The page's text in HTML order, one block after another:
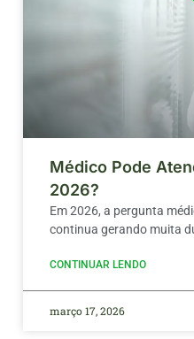
Médico Pode
2026?
Em 2026, a pergunta
continua gerando muita
CONTINUAR LENDO
março 17, 2026